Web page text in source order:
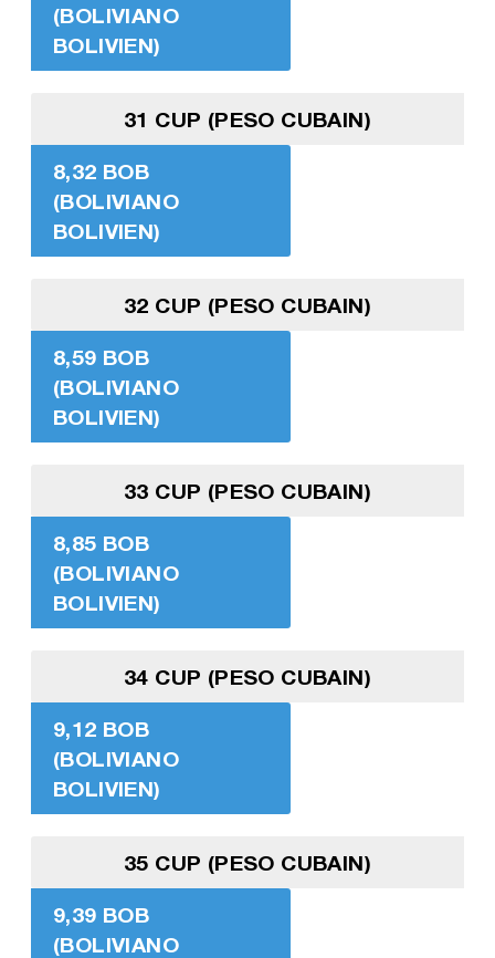
(BOLIVIANO
BOLIVIEN)
31 CUP (PESO CUBAIN)
8,32 BOB
(BOLIVIANO
BOLIVIEN)
32 CUP (PESO CUBAIN)
8,59 BOB
(BOLIVIANO
BOLIVIEN)
33 CUP (PESO CUBAIN)
8,85 BOB
(BOLIVIANO
BOLIVIEN)
34 CUP (PESO CUBAIN)
9,12 BOB
(BOLIVIANO
BOLIVIEN)
35 CUP (PESO CUBAIN)
9,39 BOB
(BOLIVIANO